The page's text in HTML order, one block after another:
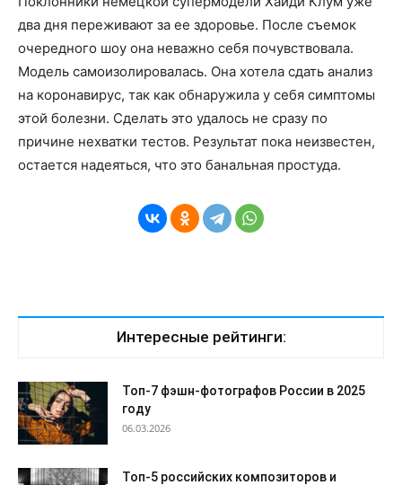
два дня переживают за ее здоровье. После съемок
очередного шоу она неважно себя почувствовала.
Модель самоизолировалась. Она хотела сдать анализ
на коронавирус, так как обнаружила у себя симптомы
этой болезни. Сделать это удалось не сразу по
причине нехватки тестов. Результат пока неизвестен,
остается надеяться, что это банальная простуда.
Интересные рейтинги:
Топ-7 фэшн-фотографов России в 2025
году
06.03.2026
Топ-5 российских композиторов и